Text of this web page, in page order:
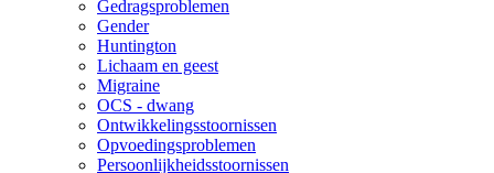
Gedragsproblemen
Gender
Huntington
Lichaam en geest
Migraine
OCS - dwang
Ontwikkelingsstoornissen
Opvoedingsproblemen
Persoonlijkheidsstoornissen